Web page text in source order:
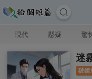
現代 懸疑 驚
迷
破鏡